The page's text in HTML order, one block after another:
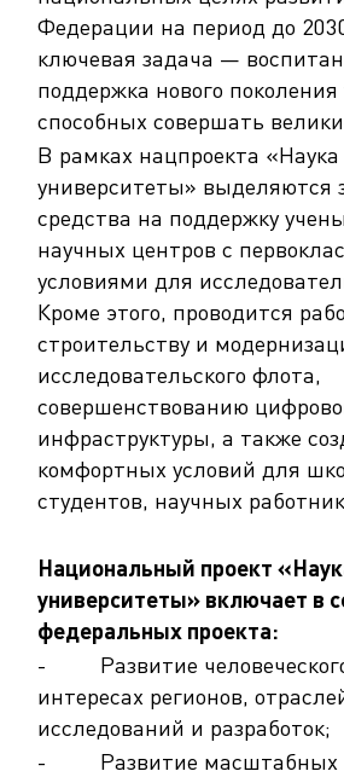
Федерации на период до
ключевая задача —
поддержка нового
способных совершать
В рамках нацпроекта «Наука
университеты» выделяются
средства на поддержку
научных центров с
условиями для
Кроме этого, проводится
строительству и
исследовательского флота,
совершенствованию
инфраструктуры, а также
комфортных условий для
студентов, научных
Национальный проект
университеты» включает в
федеральных проекта:
- Развитие
интересах регионов,
исследований и разработок;
- Развитие масштабных